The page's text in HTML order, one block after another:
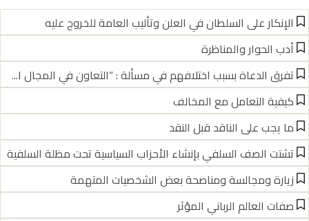
الإنكار على السلطان في العلن وتأليب العامة للخروج عليه
أدب الحوار والمناظرة
تفرق الدعاة بسبب اختلافهم في مسألة : “التعاون في المجال ا...
كيفية التعامل مع المخالف
ما يجب على الناقد قبل النقد
تشتت الصف السلفي بإنشاء الأحزاب السياسية تحت مظلة السلفية
زيارة ومجالسة ومناصحة بعض الشخصيات المتهمة
صفات العالم الرباني المؤثر